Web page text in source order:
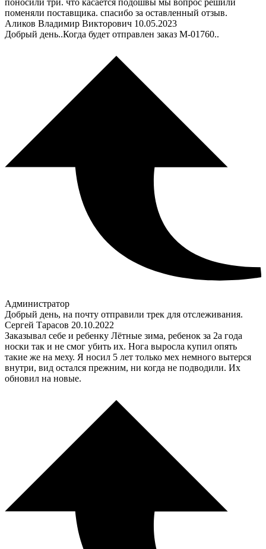
поменяли поставщика. спасибо за оставленный отзыв.
Аликов Владимир Викторович 10.05.2023
Добрый день..Когда будет отправлен заказ М-01760..
Администратор
Добрый день, на почту отправили трек для отслеживания.
Сергей Тарасов 20.10.2022
Заказывал себе и ребенку Лётные зима, ребенок за 2а года
носки так и не смог убить их. Нога выросла купил опять
такие же на меху. Я носил 5 лет только мех немного вытерся
внутри, вид остался прежним, ни когда не подводили. Их
обновил на новые.